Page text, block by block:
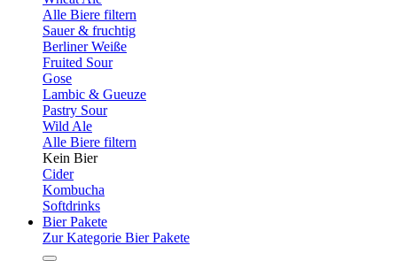
Alle Biere filtern
Sauer & fruchtig
Berliner Weiße
Fruited Sour
Gose
Lambic & Gueuze
Pastry Sour
Wild Ale
Alle Biere filtern
Kein Bier
Cider
Kombucha
Softdrinks
Bier Pakete
Zur Kategorie Bier Pakete